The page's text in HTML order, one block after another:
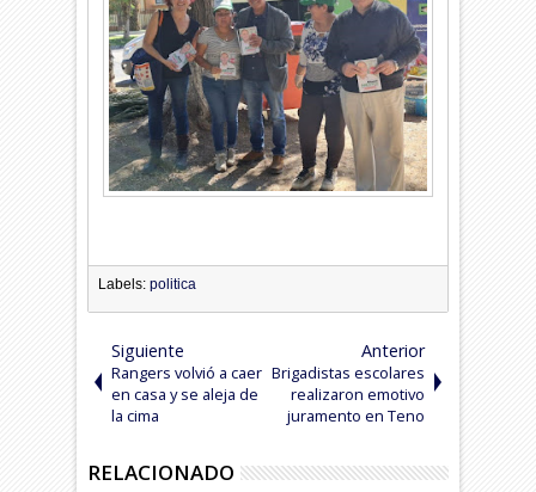
Labels:politica
Siguiente
Rangers volvió a caer
en casa y se aleja de
la cima
Anterior
Brigadistas escolares
realizaron emotivo
juramento en Teno
RELACIONADO